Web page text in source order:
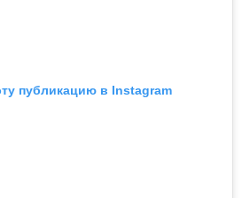
публикацию в Instagram